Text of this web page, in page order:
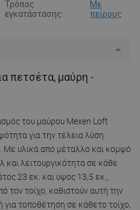
Τρόπος
εγκατάστασης:
Με
πείρους
πετσέτα, μαύρη -
του μαύρου Mexen Loft
για την τέλεια λύση
Με υλικά από μέταλλο και κομψό
και λειτουργικότητα σε κάθε
23 εκ. και ύψος 13,5 εκ.,
τον τοίχο, καθιστούν αυτή την
για τοποθέτηση σε κάθετο τοίχο,